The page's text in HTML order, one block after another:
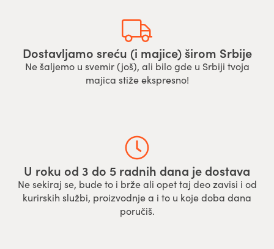
Dostavljamo sreću (i majice) širom Srbije
Ne šaljemo u svemir (još), ali bilo gde u Srbiji tvoja
majica stiže ekspresno!
U roku od 3 do 5 radnih dana je dostava
Ne sekiraj se, bude to i brže ali opet taj deo zavisi i od
kurirskih službi, proizvodnje a i to u koje doba dana
poručiš.